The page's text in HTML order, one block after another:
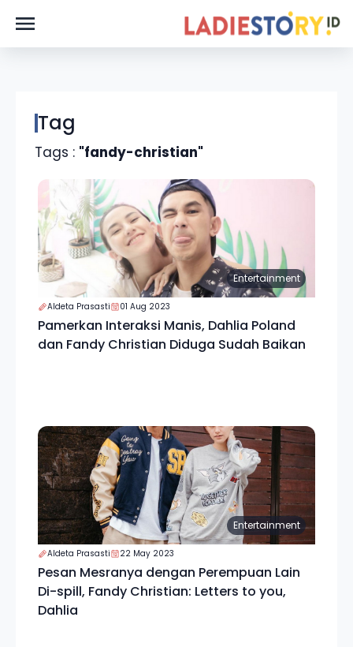
Tag
Tags : "fandy-christian"
Entertainment
Aldeta Prasasti 01 Aug 2023
Pamerkan Interaksi Manis, Dahlia Poland
dan Fandy Christian Diduga Sudah Baikan
Entertainment
Aldeta Prasasti 22 May 2023
Pesan Mesranya dengan Perempuan Lain
Di-spill, Fandy Christian: Letters to you,
Dahlia